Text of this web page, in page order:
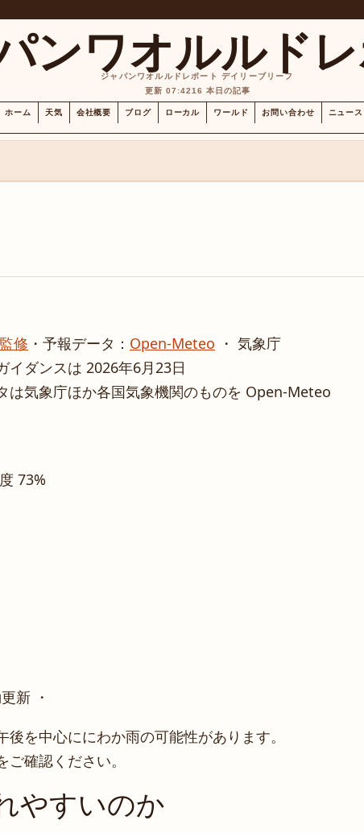
ンワオルルド
ジャパンワオルルドレポート デイリーブリーフ
更新 07:4216 本日の記事
ホーム 天気 会社概要 ブログ ローカル ワールド お問い合わせ ニュー
修 ・ 予報データ： Open-Meteo ・ 気象庁
イダンスは 2026年6月23日
は気象庁ほか各国気象機関のものを Open-Meteo
73%
新 ・
を中心ににわか雨の可能性があります。
確認ください。
やすいのか